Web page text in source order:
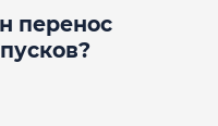
перенос